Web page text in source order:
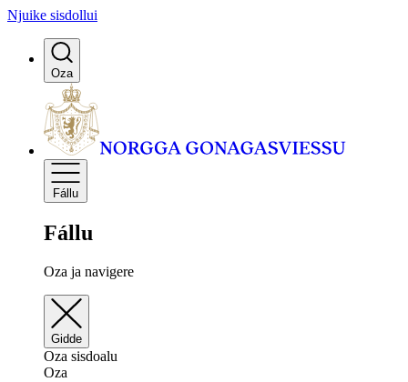
Njuike sisdollui
Oza
Fállu
Fállu
Oza ja navigere
Gidde
Oza sisdoalu
Oza